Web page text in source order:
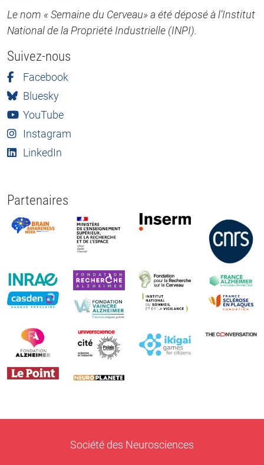
Le nom « Semaine du Cerveau» a été déposé à l’Institut
National de la Propriété Industrielle (INPI).
Suivez-nous
Facebook
Bluesky
YouTube
Instagram
LinkedIn
Partenaires
Société des Neurosciences